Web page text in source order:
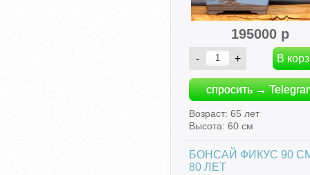
195000 р
спросить →
Возраст: 65 лет
Высота: 60 см
БОНСАЙ ФИКУС 90
80 ЛЕТ